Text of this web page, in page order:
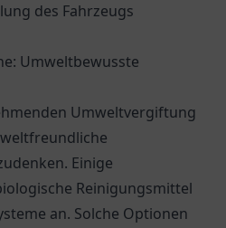
des Fahrzeugs
Umweltbewusste
Umweltvergiftung
Einige
Reinigungsmittel
an. Solche Optionen